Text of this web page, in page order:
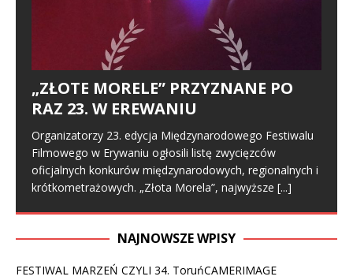
„ZŁOTE MORELE” PRZYZNANE PO
RAZ 23. W EREWANIU
Organizatorzy 23. edycja Międzynarodowego Festiwalu
Filmowego w Erywaniu ogłosili listę zwycięzców
oficjalnych konkurów międzynarodowych, regionalnych i
krótkometrażowych. „Złota Morela”, najwyższe [...]
NAJNOWSZE WPISY
FESTIWAL MARZEŃ CZYLI 34. ToruńCAMERIMAGE